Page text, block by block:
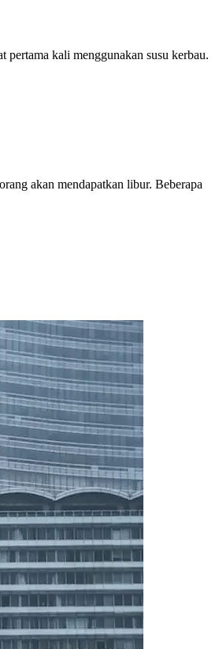
kali menggunakan susu kerbau.
akan mendapatkan libur. Beberapa